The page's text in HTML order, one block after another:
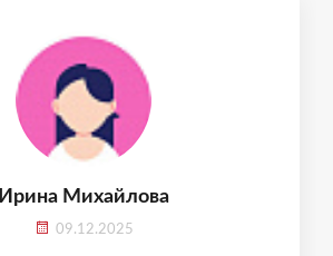
Ирина Михайлова
09.12.2025